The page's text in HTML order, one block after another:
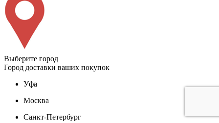
Выберите город
Город доставки ваших покупок
Уфа
Москва
Санкт-Петербург